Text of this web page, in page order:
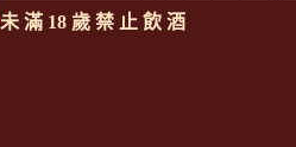
回上頁|下一則
未 滿 18 歲 禁 止 飲 酒